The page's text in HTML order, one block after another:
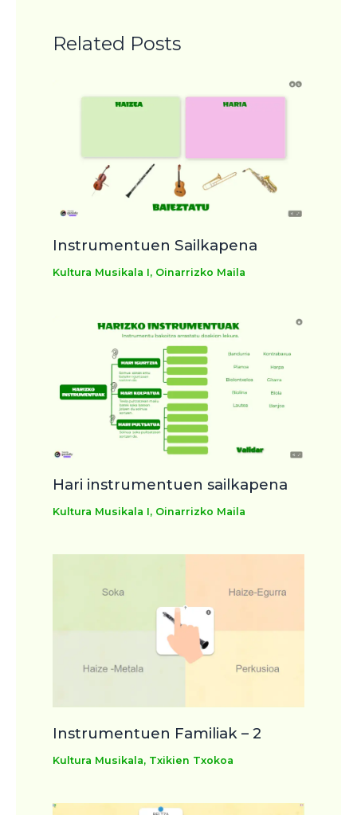
Related Posts
Instrumentuen Sailkapena
Kultura Musikala I, Oinarrizko Maila
Hari instrumentuen sailkapena
Kultura Musikala I, Oinarrizko Maila
Instrumentuen Familiak – 2
Kultura Musikala, Txikien Txokoa